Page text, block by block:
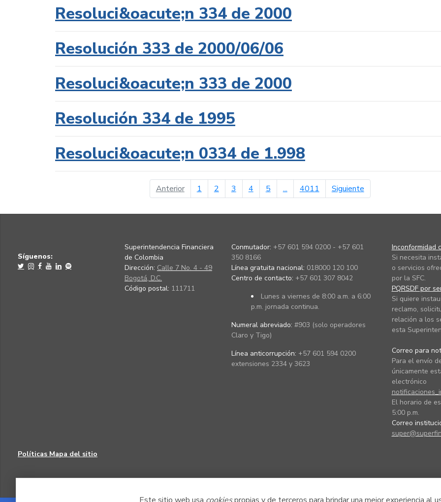
Resoluci&oacute;n 334 de 2000
Resolución 333 de 2000/06/06
Resoluci&oacute;n 333 de 2000
Resolución 334 de 1995
Resoluci&oacute;n 0334 de 1.998
Anteriorpágina anterior
1 2 3 4 5 ... 4011 Siguientepágina siguiente
Síguenos:
Superintendencia Financiera
de Colombia
Dirección: Calle 7 No. 4 - 49
Bogotá, D.C.
Código postal: 111711
Conmutador: +57 601 594 0200 - +57 601
350 8166
Línea gratuita nacional: 018000 120 100
Centro de contacto: +57 601 307 8042
Lunes a viernes de 8:00 a.m. a 6:00
p.m. jornada continua.
Numeral abreviado: #903 (solo operadores
Claro y Tigo)
Línea anticorrupción: +57 601 594 0200
extensiones 2334 y 3623
Inconformidad
Si necesita
o servicios
por la SFC.
PQRSDF por
Si quiere
reclamo,
relación a los
esta
Correo para
Para el envío
únicamente
electrónico
El horario de
5:00 p.m.
Correo
Políticas Mapa del sitio